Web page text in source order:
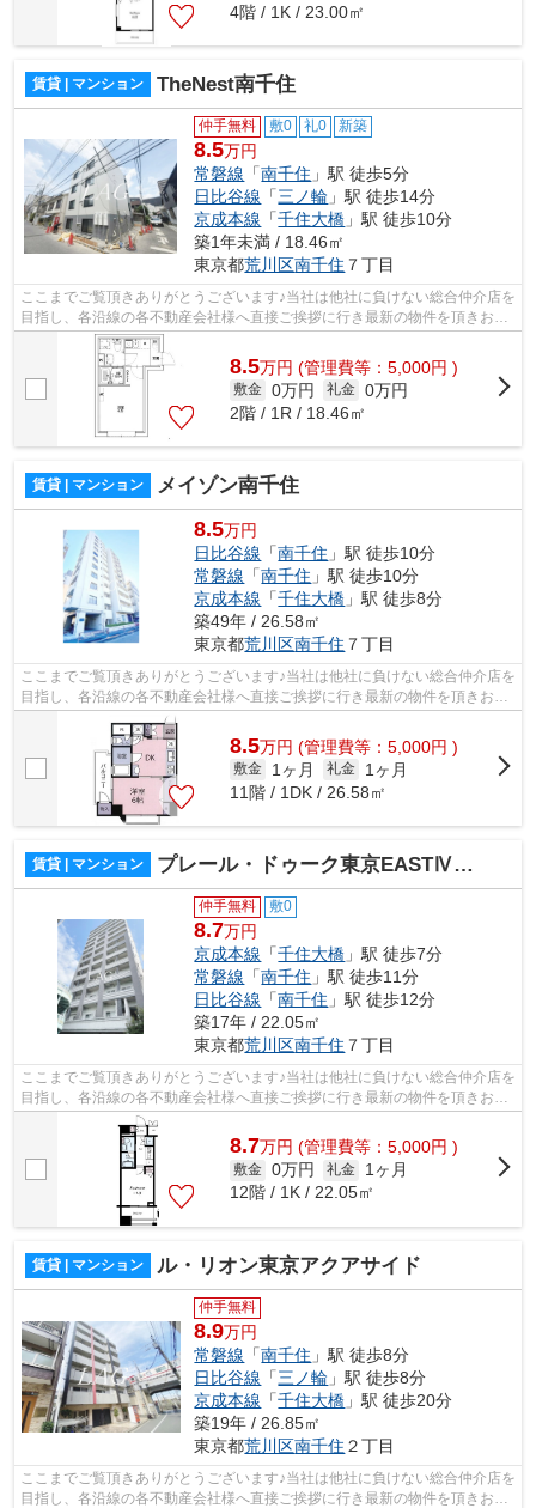
4階 / 1K / 23.00㎡
賃貸 | マンション TheNest南千住
仲手無料 敷0 礼0 新築
8.5万円
常磐線 「南千住 」駅 徒歩5分
日比谷線 「三ノ輪 」駅 徒歩14分
京成本線 「千住大橋 」駅 徒歩10分
築1年未満 / 18.46㎡
東京都荒川区南千住 ７丁目
ここまでご覧頂きありがとうございます♪当社は他社に負けない総合仲介店を
目指し、各沿線の各不動産会社様へ直接ご挨拶に行き最新の物件を頂きお客
様へ提供しております！最新の情報は...
8.5万円 (管理費等：5,000円 )
敷金 0万円 礼金 0万円
2階 / 1R / 18.46㎡
賃貸 | マンション メイゾン南千住
8.5万円
日比谷線 「南千住 」駅 徒歩10分
常磐線 「南千住 」駅 徒歩10分
京成本線 「千住大橋 」駅 徒歩8分
築49年 / 26.58㎡
東京都荒川区南千住 ７丁目
ここまでご覧頂きありがとうございます♪当社は他社に負けない総合仲介店を
目指し、各沿線の各不動産会社様へ直接ご挨拶に行き最新の物件を頂きお客
様へ提供しております！最新の情報は...
8.5万円 (管理費等：5,000円 )
敷金 1ヶ月 礼金
1ヶ月
11階 / 1DK / 26.58㎡
賃貸 | マンション プレール・ドゥーク東京EASTⅣRiverSide
仲手無料 敷0
8.7万円
京成本線 「千住大橋 」駅 徒歩7分
常磐線 「南千住 」駅 徒歩11分
日比谷線 「南千住 」駅 徒歩12分
築17年 / 22.05㎡
東京都荒川区南千住 ７丁目
ここまでご覧頂きありがとうございます♪当社は他社に負けない総合仲介店を
目指し、各沿線の各不動産会社様へ直接ご挨拶に行き最新の物件を頂きお客
様へ提供しております！最新の情報は...
8.7万円 (管理費等：5,000円 )
敷金 0万円 礼金
1ヶ月
12階 / 1K / 22.05㎡
賃貸 | マンション ル・リオン東京アクアサイド
仲手無料
8.9万円
常磐線 「南千住 」駅 徒歩8分
日比谷線 「三ノ輪 」駅 徒歩8分
京成本線 「千住大橋 」駅 徒歩20分
築19年 / 26.85㎡
東京都荒川区南千住 ２丁目
ここまでご覧頂きありがとうございます♪当社は他社に負けない総合仲介店を
目指し、各沿線の各不動産会社様へ直接ご挨拶に行き最新の物件を頂きお客